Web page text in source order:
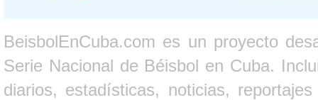
BeisbolEnCuba.com es un proyecto
Serie Nacional de Béisbol en Cuba.
diarios, estadísticas, noticias,